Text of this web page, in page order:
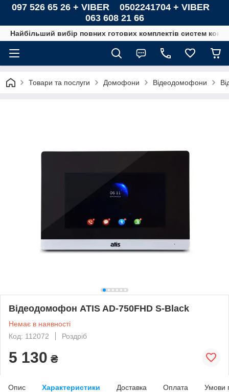
097 526 65 26 + VIBER 0502241704 + VIBER
063 608 21 66
Найбільший вибір повних готових комплектів систем
Товари та послуги Домофони Відеодомофони
Відеодомофон ATIS AD-750FHD S-Black
Немає в наявності
Код: 112072
Роздріб
5 130 ₴
Опис Характеристики Доставка Оплата Умови